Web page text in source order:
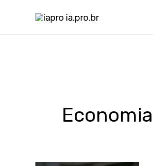
Economia